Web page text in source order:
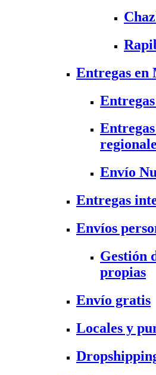
Entregas en
Envío
Entregas
Envíos
Gestión
propias
Envío gratis
Locales y